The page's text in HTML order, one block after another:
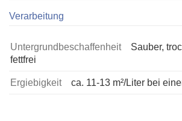
Verarbeitung
Untergrundbeschaffenheit
Sauber,
fettfrei
Ergiebigkeit ca. 11-13 m²/Liter bei